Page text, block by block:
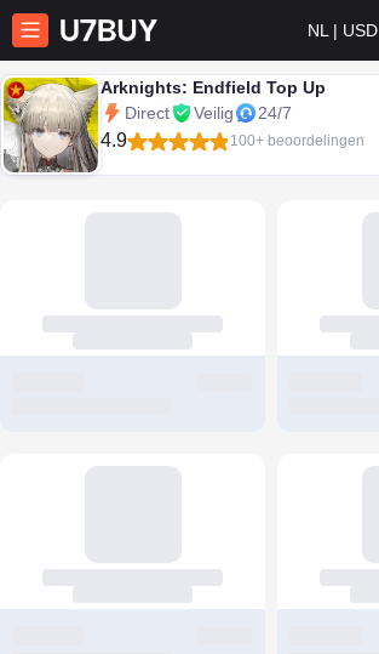
NL | USD
Arknights: Endfield Top Up
Direct
Veilig 24/7
4.9 100+ beoordelingen